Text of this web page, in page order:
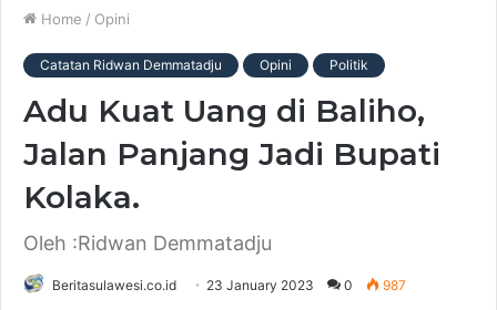
Home / Opini
Catatan Ridwan Demmatadju Opini Politik
Adu Kuat Uang di Baliho,
Jalan Panjang Jadi Bupati
Kolaka.
Oleh :Ridwan Demmatadju
Beritasulawesi.co.id 23 January 2023 0 987